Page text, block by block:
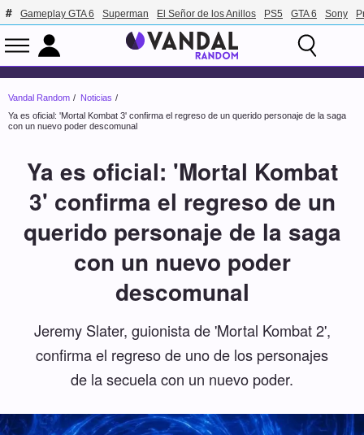
Gameplay GTA 6 Superman El Señor de los Anillos PS5 GTA 6 Sony
Vandal Random
Noticias
Ya es oficial: 'Mortal Kombat 3' confirma el regreso de un querido personaje de la saga
con un nuevo poder descomunal
Ya es oficial: 'Mortal Kombat
3' confirma el regreso de un
querido personaje de la saga
con un nuevo poder
descomunal
Jeremy Slater, guionista de 'Mortal Kombat 2',
confirma el regreso de uno de los personajes
de la secuela con un nuevo poder.